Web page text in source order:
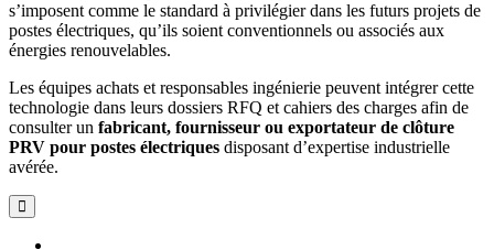
s’imposent comme le standard à privilégier dans les futurs projets de
postes électriques, qu’ils soient conventionnels ou associés aux
énergies renouvelables.
Les équipes achats et responsables ingénierie peuvent intégrer cette
technologie dans leurs dossiers RFQ et cahiers des charges afin de
consulter un fabricant, fournisseur ou exportateur de clôture
PRV pour postes électriques disposant d’expertise industrielle
avérée.